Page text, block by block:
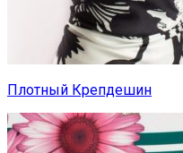
Плотный Крепдешин